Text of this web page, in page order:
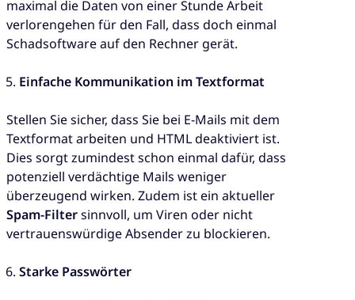
maximal die Daten von einer Stunde Arbeit
verlorengehen für den Fall, dass doch einmal
Schadsoftware auf den Rechner gerät.
Einfache Kommunikation im Textformat
Stellen Sie sicher, dass Sie bei E-Mails mit dem
Textformat arbeiten und HTML deaktiviert ist.
Dies sorgt zumindest schon einmal dafür, dass
potenziell verdächtige Mails weniger
überzeugend wirken. Zudem ist ein aktueller
Spam-Filtersinnvoll, um Viren oder nicht
vertrauenswürdige Absender zu blockieren.
Starke Passwörter